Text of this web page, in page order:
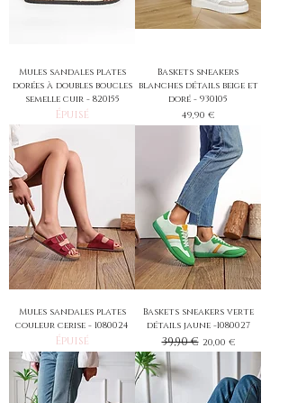
Mules sandales plates
dorées à doubles boucles
semelle cuir - 820155
Épuisé
Baskets sneakers
blanches détails beige et
doré - 930105
Prix
49,90 €
Mules sandales plates
couleur cerise - 1080024
Épuisé
Baskets sneakers verte
détails jaune -1080027
Prix original
39,90 € Prix promotionnel
20,00 €